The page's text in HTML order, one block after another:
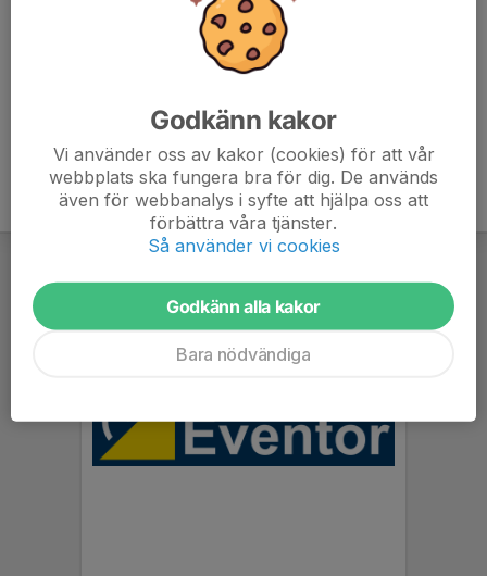
Godkänn kakor
Vi använder oss av kakor (cookies) för att vår
webbplats ska fungera bra för dig. De används
även för webbanalys i syfte att hjälpa oss att
förbättra våra tjänster.
Så använder vi cookies
Godkänn alla kakor
Bara nödvändiga